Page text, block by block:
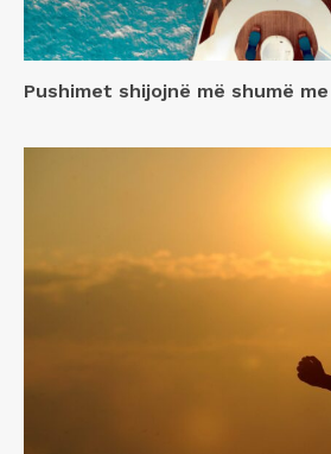
Pushimet shijojnë më shumë